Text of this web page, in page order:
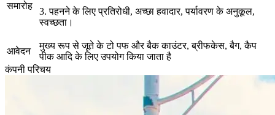
समारोह
3. पहनने के लिए प्रतिरोधी, अच्छा हवादार, पर्यावरण के अनुकूल,
स्वच्छता।
आवेदन
मुख्य रूप से जूते के टो पफ और बैक काउंटर, ब्रीफकेस, बैग, कैप
पीक आदि के लिए उपयोग किया जाता है
कंपनी परिचय